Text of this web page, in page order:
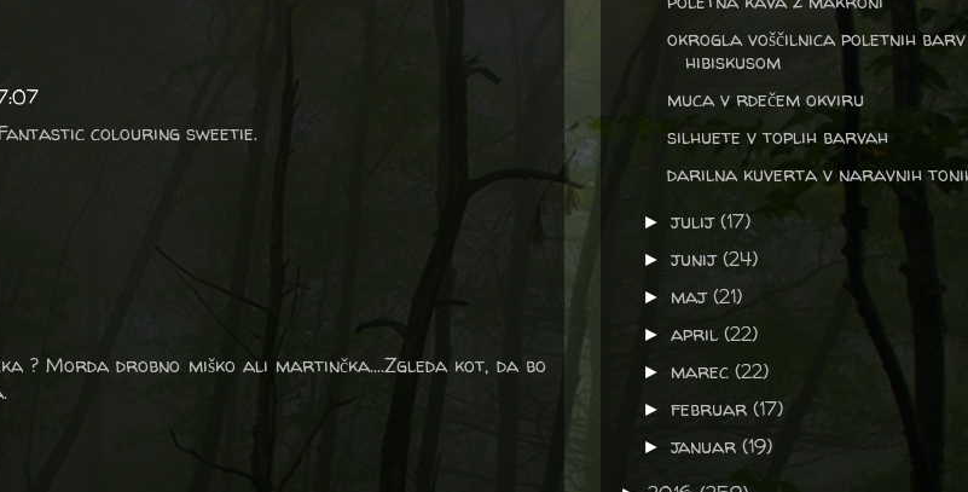
colouring sweetie.
? Morda drobno miško ali martinčka....Zgleda kot, da bo
okrogla voščilnica poletnih
hibiskusom
muca v rdečem okviru
silhuete v toplih barvah
darilna kuverta v naravnih
►julij(17)
►junij(24)
► maj(21)
►april(22)
► marec(22)
►februar(17)
►januar(19)